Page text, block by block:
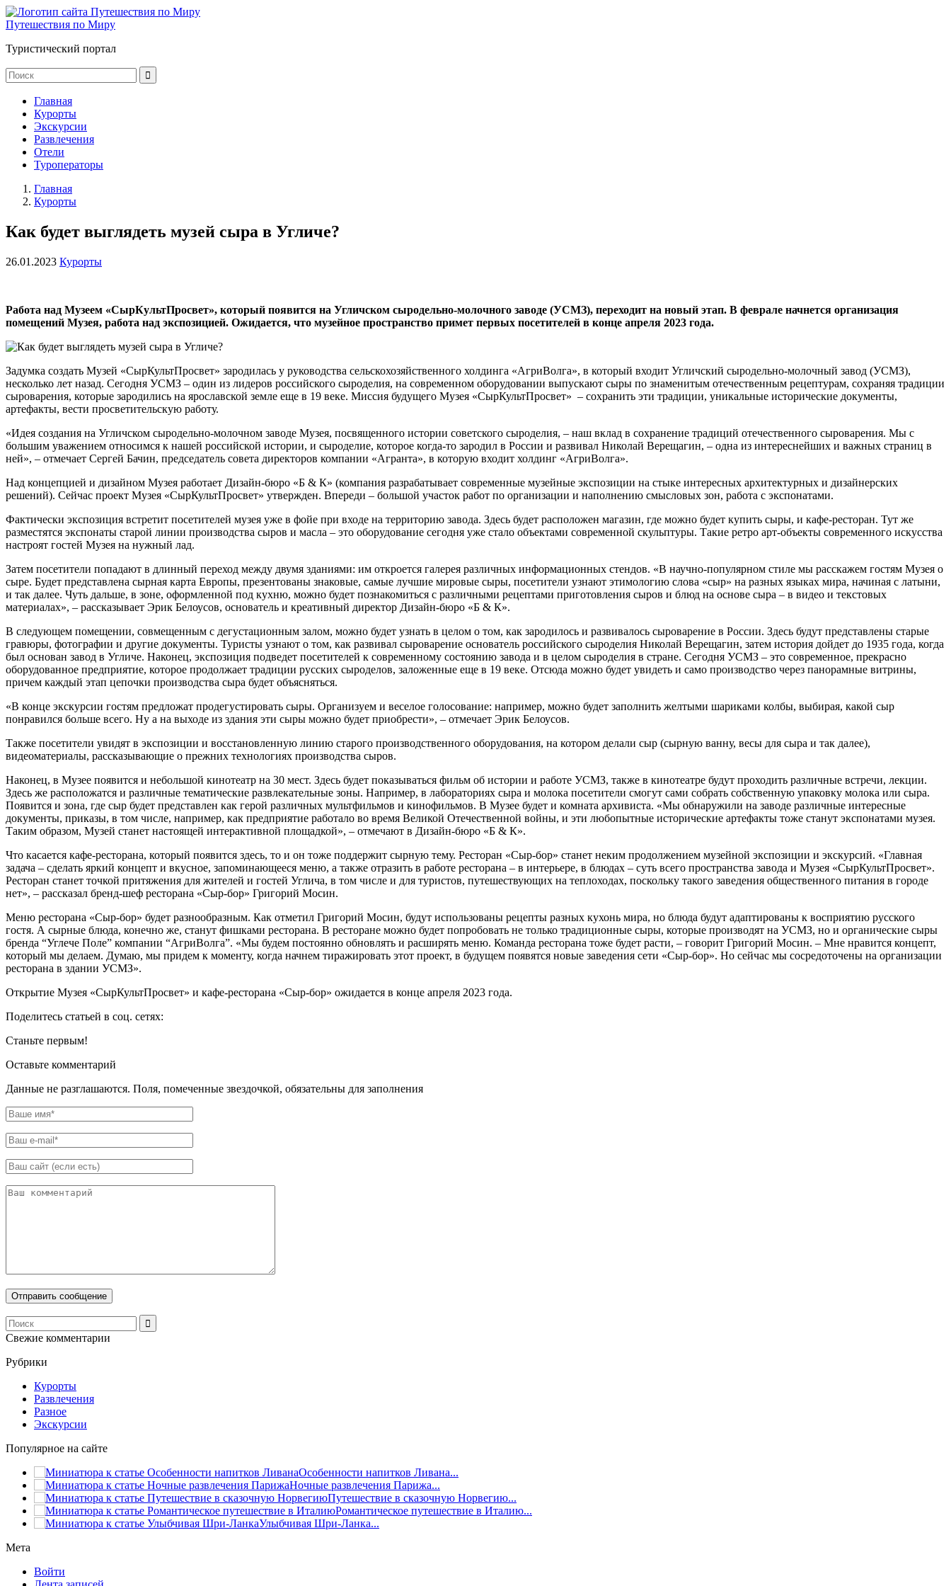
Путешествия по Миру
Туристический портал
Главная
Курорты
Экскурсии
Развлечения
Отели
Туроператоры
Главная
Курорты
Как будет выглядеть музей сыра в Угличе?
26.01.2023 Курорты
Работа над Музеем «СырКультПросвет», который появится на Угличском сыродельно-молочного заводе (УСМЗ), переходит на новый этап. В феврале начнется организация
помещений Музея, работа над экспозицией. Ожидается, что музейное пространство примет первых посетителей в конце апреля 2023 года.
Задумка создать Музей «СырКультПросвет» зародилась у руководства сельскохозяйственного холдинга «АгриВолга», в который входит Угличский сыродельно-молочный завод (УСМЗ),
несколько лет назад. Сегодня УСМЗ – один из лидеров российского сыроделия, на современном оборудовании выпускают сыры по знаменитым отечественным рецептурам, сохраняя традиции
сыроварения, которые зародились на ярославской земле еще в 19 веке. Миссия будущего Музея «СырКультПросвет» – сохранить эти традиции, уникальные исторические документы,
артефакты, вести просветительскую работу.
«Идея создания на Угличском сыродельно-молочном заводе Музея, посвященного истории советского сыроделия, – наш вклад в сохранение традиций отечественного сыроварения. Мы с
большим уважением относимся к нашей российской истории, и сыроделие, которое когда-то зародил в России и развивал Николай Верещагин, – одна из интереснейших и важных страниц в
ней», – отмечает Сергей Бачин, председатель совета директоров компании «Агранта», в которую входит холдинг «АгриВолга».
Над концепцией и дизайном Музея работает Дизайн-бюро «Б & К» (компания разрабатывает современные музейные экспозиции на стыке интересных архитектурных и дизайнерских
решений). Сейчас проект Музея «СырКультПросвет» утвержден. Впереди – большой участок работ по организации и наполнению смысловых зон, работа с экспонатами.
Фактически экспозиция встретит посетителей музея уже в фойе при входе на территорию завода. Здесь будет расположен магазин, где можно будет купить сыры, и кафе-ресторан. Тут же
разместятся экспонаты старой линии производства сыров и масла – это оборудование сегодня уже стало объектами современной скульптуры. Такие ретро арт-объекты современного искусства
настроят гостей Музея на нужный лад.
Затем посетители попадают в длинный переход между двумя зданиями: им откроется галерея различных информационных стендов. «В научно-популярном стиле мы расскажем гостям Музея о
сыре. Будет представлена сырная карта Европы, презентованы знаковые, самые лучшие мировые сыры, посетители узнают этимологию слова «сыр» на разных языках мира, начиная с латыни,
и так далее. Чуть дальше, в зоне, оформленной под кухню, можно будет познакомиться с различными рецептами приготовления сыров и блюд на основе сыра – в видео и текстовых
материалах», – рассказывает Эрик Белоусов, основатель и креативный директор Дизайн-бюро «Б & К».
В следующем помещении, совмещенным с дегустационным залом, можно будет узнать в целом о том, как зародилось и развивалось сыроварение в России. Здесь будут представлены старые
гравюры, фотографии и другие документы. Туристы узнают о том, как развивал сыроварение основатель российского сыроделия Николай Верещагин, затем история дойдет до 1935 года, когда
был основан завод в Угличе. Наконец, экспозиция подведет посетителей к современному состоянию завода и в целом сыроделия в стране. Сегодня УСМЗ – это современное, прекрасно
оборудованное предприятие, которое продолжает традиции русских сыроделов, заложенные еще в 19 веке. Отсюда можно будет увидеть и само производство через панорамные витрины,
причем каждый этап цепочки производства сыра будет объясняться.
«В конце экскурсии гостям предложат продегустировать сыры. Организуем и веселое голосование: например, можно будет заполнить желтыми шариками колбы, выбирая, какой сыр
понравился больше всего. Ну а на выходе из здания эти сыры можно будет приобрести», – отмечает Эрик Белоусов.
Также посетители увидят в экспозиции и восстановленную линию старого производственного оборудования, на котором делали сыр (сырную ванну, весы для сыра и так далее),
видеоматериалы, рассказывающие о прежних технологиях производства сыров.
Наконец, в Музее появится и небольшой кинотеатр на 30 мест. Здесь будет показываться фильм об истории и работе УСМЗ, также в кинотеатре будут проходить различные встречи, лекции.
Здесь же расположатся и различные тематические развлекательные зоны. Например, в лабораториях сыра и молока посетители смогут сами собрать собственную упаковку молока или сыра.
Появится и зона, где сыр будет представлен как герой различных мультфильмов и кинофильмов. В Музее будет и комната архивиста. «Мы обнаружили на заводе различные интересные
документы, приказы, в том числе, например, как предприятие работало во время Великой Отечественной войны, и эти любопытные исторические артефакты тоже станут экспонатами музея.
Таким образом, Музей станет настоящей интерактивной площадкой», – отмечают в Дизайн-бюро «Б & К».
Что касается кафе-ресторана, который появится здесь, то и он тоже поддержит сырную тему. Ресторан «Сыр-бор» станет неким продолжением музейной экспозиции и экскурсий. «Главная
задача – сделать яркий концепт и вкусное, запоминающееся меню, а также отразить в работе ресторана – в интерьере, в блюдах – суть всего пространства завода и Музея «СырКультПросвет».
Ресторан станет точкой притяжения для жителей и гостей Углича, в том числе и для туристов, путешествующих на теплоходах, поскольку такого заведения общественного питания в городе
нет», – рассказал бренд-шеф ресторана «Сыр-бор» Григорий Мосин.
Меню ресторана «Сыр-бор» будет разнообразным. Как отметил Григорий Мосин, будут использованы рецепты разных кухонь мира, но блюда будут адаптированы к восприятию русского
гостя. А сырные блюда, конечно же, станут фишками ресторана. В ресторане можно будет попробовать не только традиционные сыры, которые производят на УСМЗ, но и органические сыры
бренда “Углече Поле” компании “АгриВолга”. «Мы будем постоянно обновлять и расширять меню. Команда ресторана тоже будет расти, – говорит Григорий Мосин. – Мне нравится концепт,
который мы делаем. Думаю, мы придем к моменту, когда начнем тиражировать этот проект, в будущем появятся новые заведения сети «Сыр-бор». Но сейчас мы сосредоточены на организации
ресторана в здании УСМЗ».
Открытие Музея «СырКультПросвет» и кафе-ресторана «Сыр-бор» ожидается в конце апреля 2023 года.
Поделитесь статьей в соц. сетях:
Станьте первым!
Оставьте комментарий
Данные не разглашаются. Поля, помеченные звездочкой, обязательны для заполнения
Свежие комментарии
Рубрики
Курорты
Развлечения
Разное
Экскурсии
Популярное на сайте
Особенности напитков Ливана...
Ночные развлечения Парижа...
Путешествие в сказочную Норвегию...
Романтическое путешествие в Италию...
Улыбчивая Шри-Ланка...
Мета
Войти